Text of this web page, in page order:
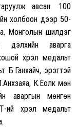
авсан. 100
холбоон дээр 50-
Монголын шилдэг
дэлхийн аварга
хүрэл медальт
Б.Ганхайч, эрэгтэй
К.Ёолк мөн
аваргын мөнгөн
ий хүрэл медальт